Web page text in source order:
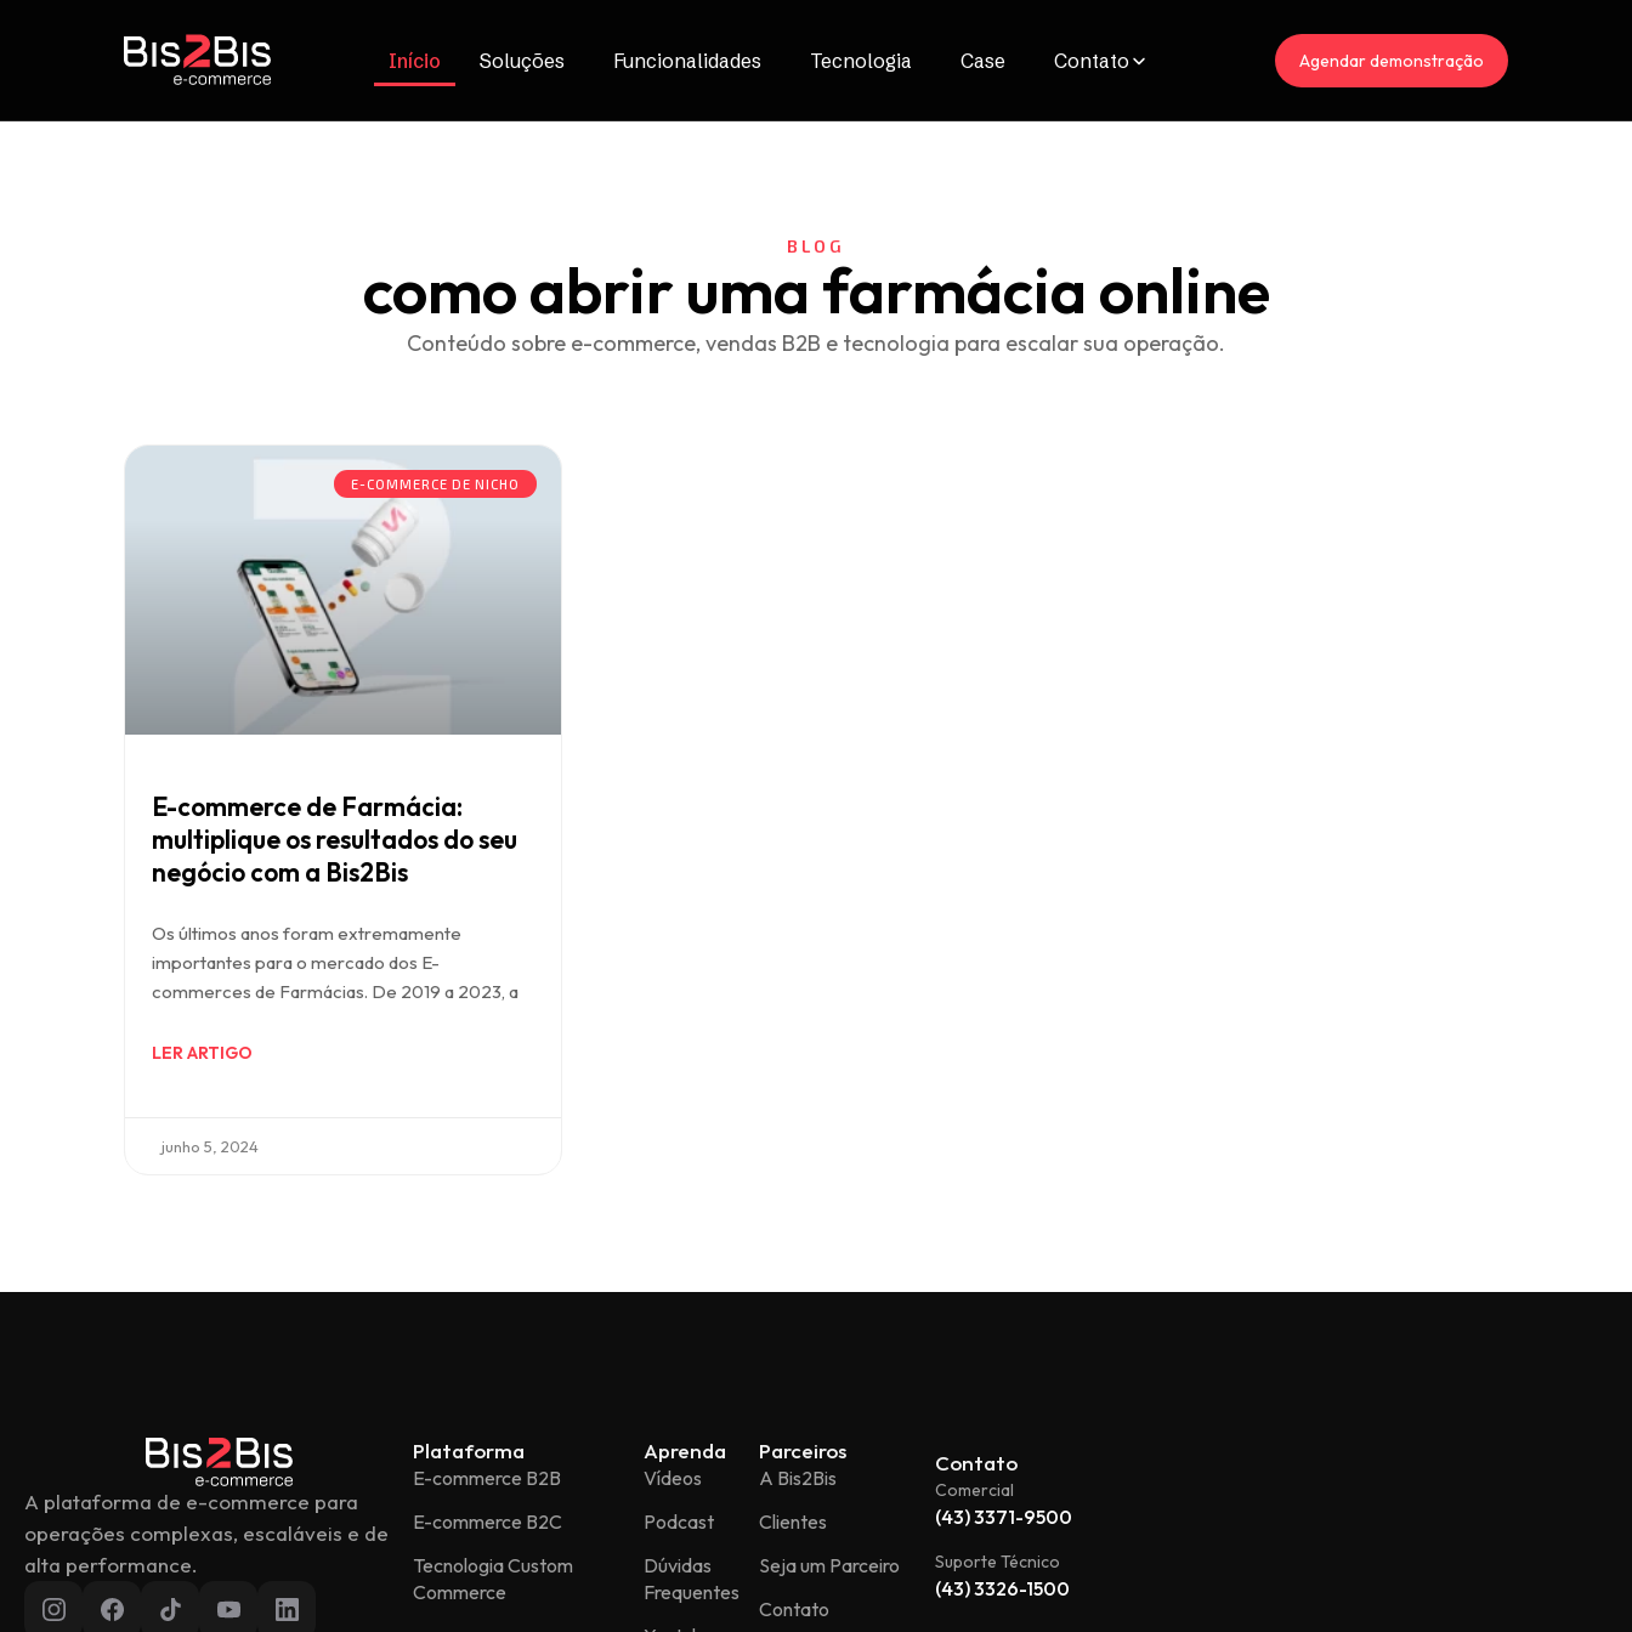
Início Soluções Funcionalidades Tecnologia Case Contato Agendar demonstração
BLOG
como abrir uma farmácia online
Conteúdo sobre e-commerce, vendas B2B e tecnologia para escalar sua operação.
E-COMMERCE DE NICHO
E-commerce de Farmácia:
multiplique os resultados do seu
negócio com a Bis2Bis
Os últimos anos foram extremamente
importantes para o mercado dos E-
commerces de Farmácias. De 2019 a 2023, a
LER ARTIGO
junho 5, 2024
A plataforma de e-commerce para
operações complexas, escaláveis e de
alta performance.
Plataforma
E-commerce B2B
E-commerce B2C
Tecnologia Custom
Commerce
Aprenda
Vídeos
Podcast
Dúvidas
Frequentes
Parceiros
A Bis2Bis
Clientes
Seja um Parceiro
Contato
Contato
Comercial
(43) 3371-9500
Suporte Técnico
(43) 3326-1500